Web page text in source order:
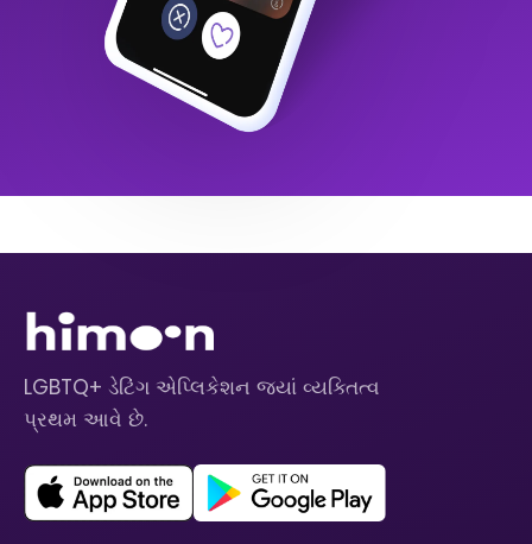
LGBTQ+ ડેટિંગ એપ્લિકેશન જ્યાં વ્યક્તિત્વ
પ્રથમ આવે છે.